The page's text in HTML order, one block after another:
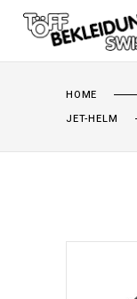
HOME
JET-HELM